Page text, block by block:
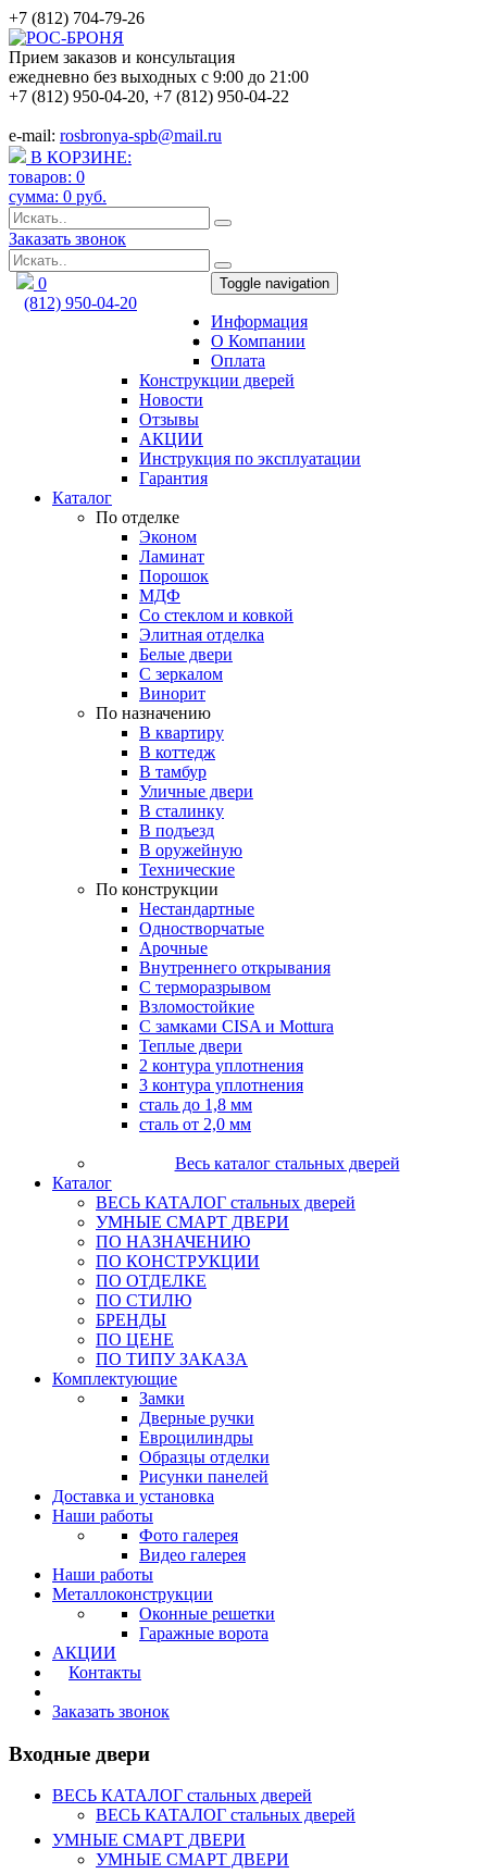
+7 (812) 704-79-26
Прием заказов и консультация
ежедневно без выходных с 9:00 до 21:00
+7 (812) 950-04-20, +7 (812) 950-04-22
e-mail: rosbronya-spb@mail.ru
В КОРЗИНЕ:
товаров: 0
сумма: 0 руб.
Заказать звонок
0
(812) 950-04-20
rosbronya-spb@mail.ru
Toggle navigation
Информация
О Компании
Оплата
Конструкции дверей
Новости
Отзывы
АКЦИИ
Инструкция по эксплуатации
Гарантия
Каталог
По отделке
Эконом
Ламинат
Порошок
МДФ
Со стеклом и ковкой
Элитная отделка
Белые двери
С зеркалом
Винорит
По назначению
В квартиру
В коттедж
В тамбур
Уличные двери
В сталинку
В подъезд
В оружейную
Технические
По конструкции
Нестандартные
Одностворчатые
Арочные
Внутреннего открывания
С терморазрывом
Взломостойкие
С замками CISA и Mottura
Теплые двери
2 контура уплотнения
3 контура уплотнения
сталь до 1,8 мм
сталь от 2,0 мм
Весь каталог стальных дверей
Каталог
ВЕСЬ КАТАЛОГ стальных дверей
УМНЫЕ СМАРТ ДВЕРИ
ПО НАЗНАЧЕНИЮ
ПО КОНСТРУКЦИИ
ПО ОТДЕЛКЕ
ПО СТИЛЮ
БРЕНДЫ
ПО ЦЕНЕ
ПО ТИПУ ЗАКАЗА
Комплектующие
Замки
Дверные ручки
Евроцилиндры
Образцы отделки
Рисунки панелей
Доставка и установка
Наши работы
Фото галерея
Видео галерея
Наши работы
Металлоконструкции
Оконные решетки
Гаражные ворота
АКЦИИ
Контакты
Заказать звонок
Входные двери
ВЕСЬ КАТАЛОГ стальных дверей
ВЕСЬ КАТАЛОГ стальных дверей
УМНЫЕ СМАРТ ДВЕРИ
УМНЫЕ СМАРТ ДВЕРИ